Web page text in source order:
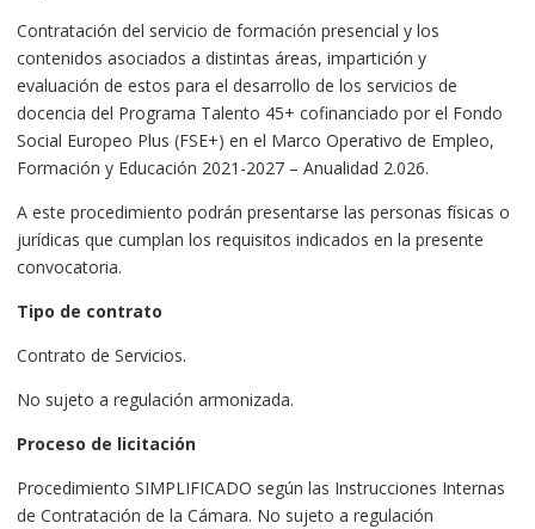
Contratación del servicio de formación presencial y los
contenidos asociados a distintas áreas, impartición y
evaluación de estos para el desarrollo de los servicios de
docencia del Programa Talento 45+ cofinanciado por el Fondo
Social Europeo Plus (FSE+) en el Marco Operativo de Empleo,
Formación y Educación 2021-2027 – Anualidad 2.026.
A este procedimiento podrán presentarse las personas físicas o
jurídicas que cumplan los requisitos indicados en la presente
convocatoria.
Tipo de contrato
Contrato de Servicios.
No sujeto a regulación armonizada.
Proceso de licitación
Procedimiento SIMPLIFICADO según las Instrucciones Internas
de Contratación de la Cámara. No sujeto a regulación